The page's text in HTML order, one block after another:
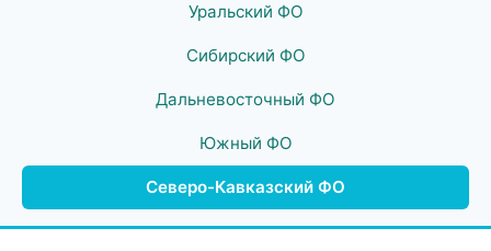
Уральский ФО
Сибирский ФО
Дальневосточный ФО
Южный ФО
Северо-Кавказский ФО